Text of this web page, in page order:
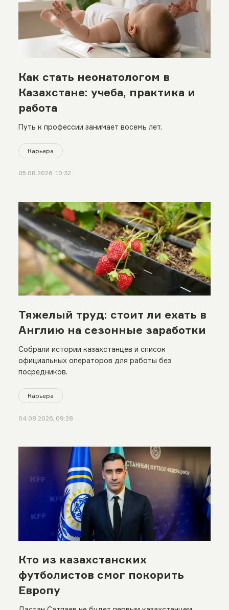
Как стать неонатологом в
Казахстане: учеба, практика и
работа
Путь к профессии занимает восемь лет.
Карьера
05.08.2026, 10:32
Тяжелый труд: стоит ли ехать в
Англию на сезонные заработки
Собрали истории казахстанцев и список
официальных операторов для работы без
посредников.
Карьера
04.08.2026, 09:28
Кто из казахстанских
футболистов смог покорить
Европу